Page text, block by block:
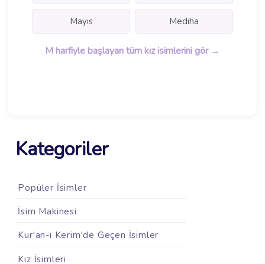
Mayıs Mediha
M harfiyle başlayan tüm kız isimlerini gör →
Kategoriler
Popüler İsimler
İsim Makinesi
Kur'an-ı Kerim'de Geçen İsimler
Kız İsimleri